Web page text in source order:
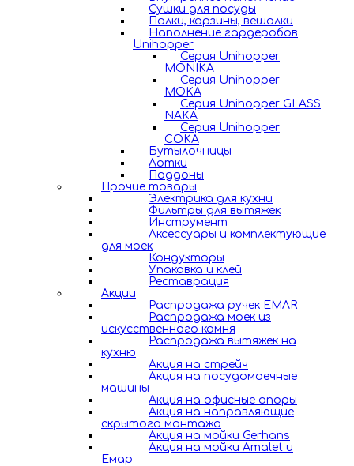
Сушки для посуды
Полки, корзины, вешалки
Наполнение гардеробов
Unihopper
Серия Unihopper
MONIKA
Серия Unihopper
MOKA
Серия Unihopper GLASS
NAKA
Серия Unihopper
COKA
Бутылочницы
Лотки
Поддоны
Прочие товары
Электрика для кухни
Фильтры для вытяжек
Инструмент
Аксессуары и комплектующие
для моек
Кондукторы
Упаковка и клей
Реставрация
Акции
Распродажа ручек EMAR
Распродажа моек из
искусственного камня
Распродажа вытяжек на
кухню
Акция на стрейч
Акция на посудомоечные
машины
Акция на офисные опоры
Акция на направляющие
скрытого монтажа
Акция на мойки Gerhans
Акция на мойки Amalet и
Емар